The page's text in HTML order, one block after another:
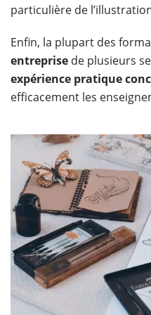
particulière de
Enfin, la plupart des
entreprise de plusieurs
expérience pratique
efficacement les